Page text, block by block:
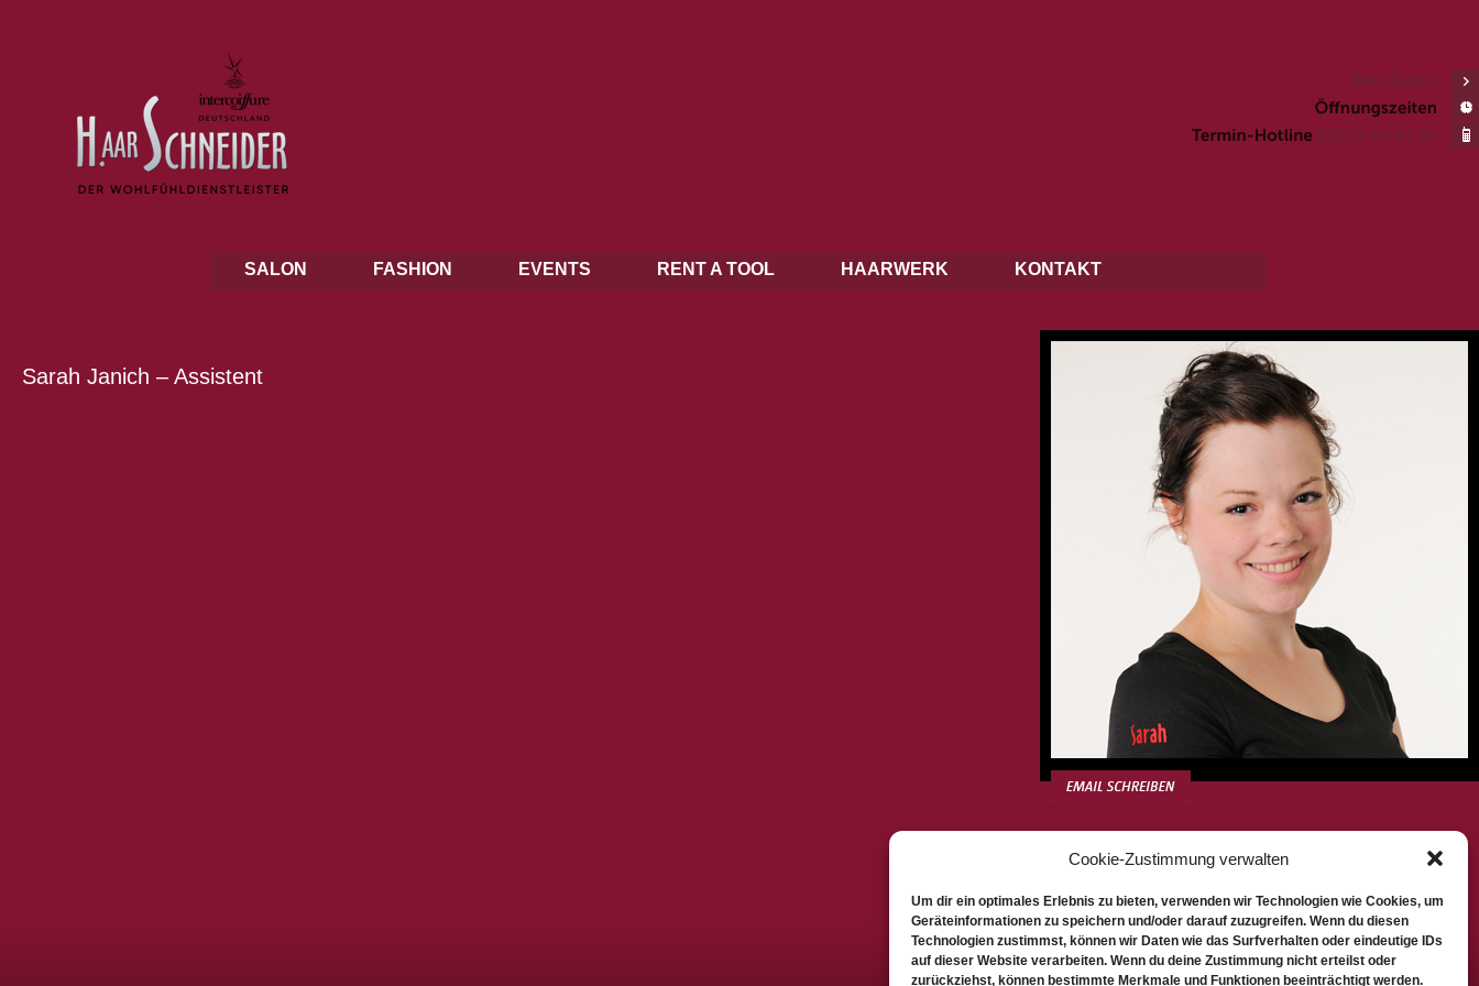
Cookie-Zustimmung verwalten
Um dir ein optimales Erlebnis zu bieten, verwenden wir Technologien wie Cookies, um
Geräteinformationen zu speichern und/oder darauf zuzugreifen. Wenn du diesen
Technologien zustimmst, können wir Daten wie das Surfverhalten oder eindeutige IDs
auf dieser Website verarbeiten. Wenn du deine Zustimmung nicht erteilst oder
zurückziehst, können bestimmte Merkmale und Funktionen beeinträchtigt werden.
SALON FASHION EVENTS RENT A TOOL HAARWERK KONTAKT
Sarah Janich – Assistent